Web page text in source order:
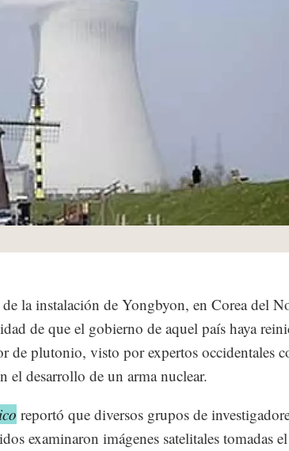
de la instalación de Yongbyon, en Corea del
de que el gobierno de aquel país haya
de plutonio, visto por expertos occidentales
el desarrollo de un arma nuclear.
reportó que diversos grupos de
examinaron imágenes satelitales tomadas